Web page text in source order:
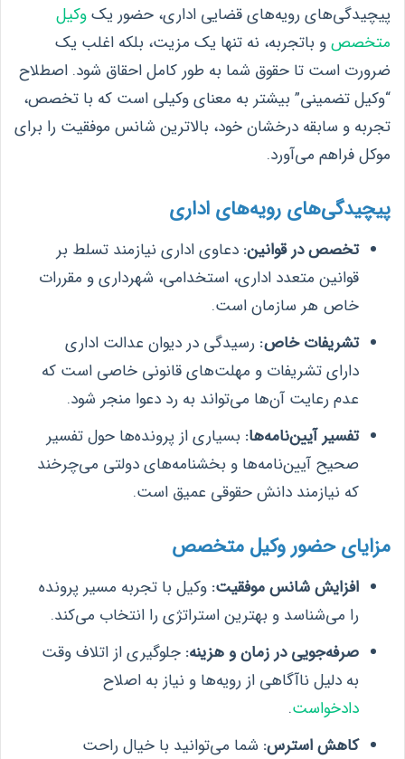
پیچیدگی‌های رویه‌های قضایی اداری، حضور یکوکیل
متخصصو باتجربه، نه تنها یک مزیت، بلکه اغلب یک
ضرورت است تا حقوق شما به طور کامل احقاق شود. اصطلاح
“وکیل تضمینی” بیشتر به معنای وکیلی است که با تخصص،
تجربه و سابقه درخشان خود، بالاترین شانس موفقیت را برای
موکل فراهم می‌آورد.
پیچیدگی‌های رویه‌های اداری
تخصص در قوانین: دعاوی اداری نیازمند تسلط بر
قوانین متعدد اداری، استخدامی، شهرداری و مقررات
خاص هر سازمان است.
تشریفات خاص: رسیدگی در دیوان عدالت اداری
دارای تشریفات و مهلت‌های قانونی خاصی است که
عدم رعایت آن‌ها می‌تواند به رد دعوا منجر شود.
تفسیر آیین‌نامه‌ها: بسیاری از پرونده‌ها حول تفسیر
صحیح آیین‌نامه‌ها و بخشنامه‌های دولتی می‌چرخند
که نیازمند دانش حقوقی عمیق است.
مزایای حضور وکیل متخصص
افزایش شانس موفقیت: وکیل با تجربه مسیر پرونده
را می‌شناسد و بهترین استراتژی را انتخاب می‌کند.
صرفه‌جویی در زمان و هزینه: جلوگیری از اتلاف وقت
به دلیل ناآگاهی از رویه‌ها و نیاز به اصلاح
دادخواست.
کاهش استرس: شما می‌توانید با خیال راحت